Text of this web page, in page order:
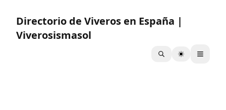
Directorio de Viveros en España |
Viverosismasol